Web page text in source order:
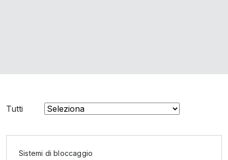
Tutti
Sistemi di bloccaggio